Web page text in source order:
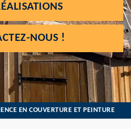
NOUS !
EN COUVERTURE ET PEINTURE